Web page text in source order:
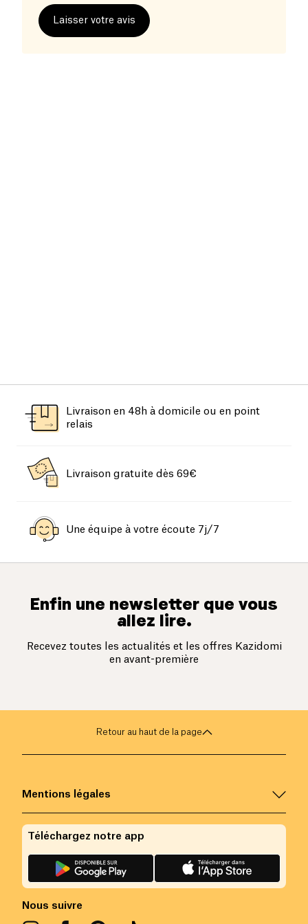
Laisser votre avis
Livraison en 48h à domicile ou en point
relais
Livraison gratuite dès 69€
Une équipe à votre écoute 7j/7
Enfin une newsletter que vous
allez lire.
Recevez toutes les actualités et les offres Kazidomi
en avant-première
Retour au haut de la page
Mentions légales
Nous suivre
Téléchargez notre app